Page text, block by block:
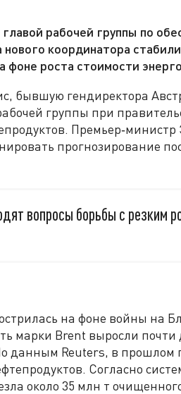
рабочей группы по
координатора
фоне роста стоимости
бывшую гендиректора
группы при
Премьер‑министр
прогнозирование
вопросы борьбы с резким
на фоне войны на
марки Brent выросли почти
данным Reuters, в прошлом
Согласно
около 35 млн т